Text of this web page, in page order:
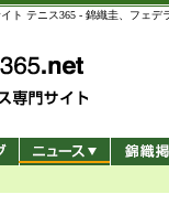
ト テニス365 - 錦織圭、フェ